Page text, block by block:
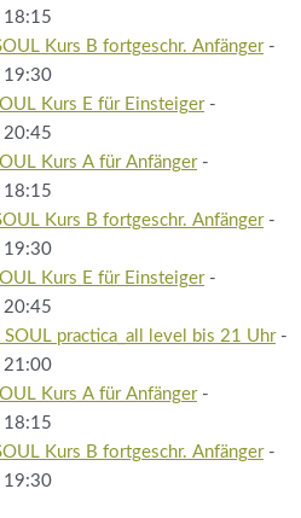
Kurs B fortgeschr. Anfänger-
Kurs E für Einsteiger-
Kurs A für Anfänger-
Kurs B fortgeschr. Anfänger-
Kurs E für Einsteiger-
SOUL practica_all level bis 21 Uhr-
Kurs A für Anfänger-
Kurs B fortgeschr. Anfänger-